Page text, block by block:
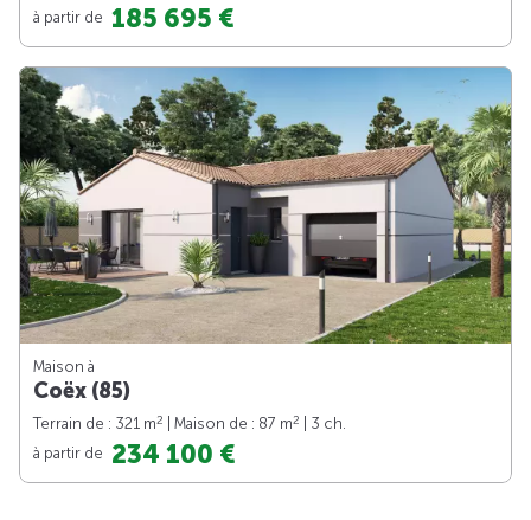
à partir de 185 695 €
Maison à
Coëx (85)
Terrain de : 321 m2 | Maison de : 87 m2
| 3 ch.
à partir de 234 100 €